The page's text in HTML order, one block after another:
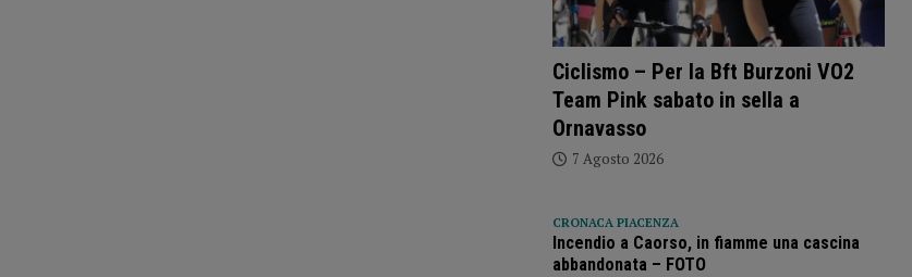
Ciclismo – Per la Bft Burzoni VO2
Team Pink sabato in sella a
Ornavasso
7 Agosto 2026
CRONACA PIACENZA
Incendio a Caorso, in fiamme una cascina
abbandonata – FOTO